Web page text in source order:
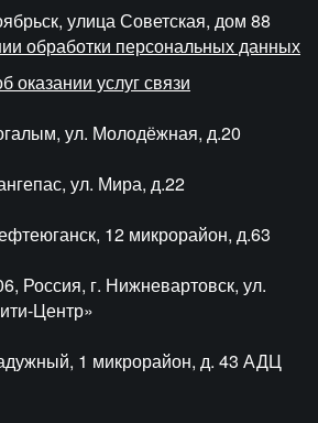
улица Советская, дом 88
обработки персональных данных
оказании услуг связи
ул. Молодёжная, д.20
ул. Мира, д.22
12 микрорайон, д.63
Россия, г. Нижневартовск, ул.
Центр»
1 микрорайон, д. 43 АДЦ